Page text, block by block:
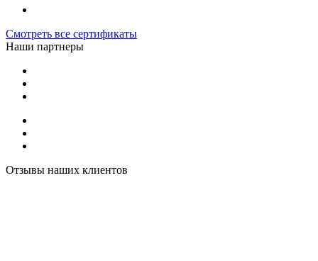
Смотреть все сертификаты
Наши партнеры
Отзывы наших клиентов